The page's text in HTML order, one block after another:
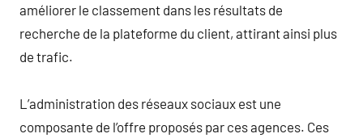
améliorer le classement dans les résultats de
recherche de la plateforme du client, attirant ainsi plus
de trafic.
L’administration des réseaux sociaux est une
composante de l’offre proposés par ces agences. Ces